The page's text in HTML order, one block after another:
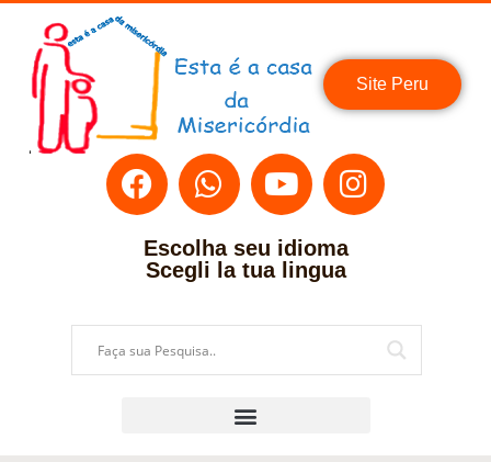
Site Peru
Escolha seu idioma
Scegli la tua lingua